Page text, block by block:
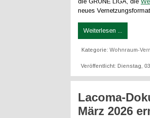
neues
Weiterlesen ...
Kategorie: Wohnraum-
Veröffentlicht: Dienstag,
Lacoma-
März 2026